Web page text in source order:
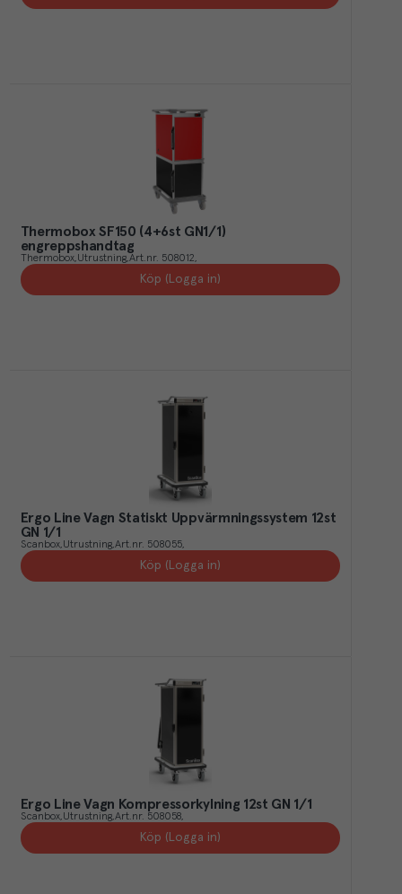
Thermobox SF150 (4+6st GN1/1)
engreppshandtag
Thermobox Utrustning Art.nr. 508012
Köp (Logga in)
Ergo Line Vagn Statiskt Uppvärmningssystem 12st
GN 1/1
Scanbox Utrustning Art.nr. 508055
Köp (Logga in)
Ergo Line Vagn Kompressorkylning 12st GN 1/1
Scanbox Utrustning Art.nr. 508058
Köp (Logga in)